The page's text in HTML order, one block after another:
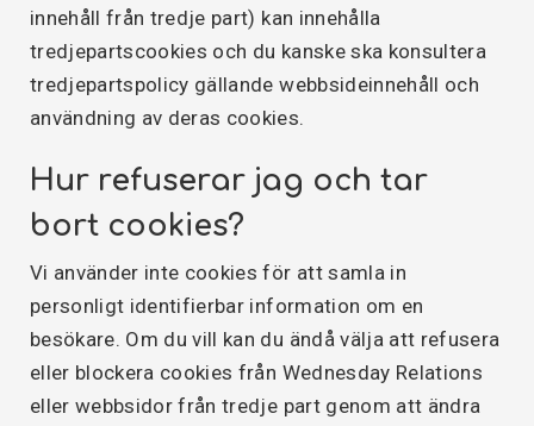
innehåll från tredje part) kan innehålla
tredjepartscookies och du kanske ska konsultera
tredjepartspolicy gällande webbsideinnehåll och
användning av deras cookies.
Hur refuserar jag och tar
bort cookies?
Vi använder inte cookies för att samla in
personligt identifierbar information om en
besökare. Om du vill kan du ändå välja att refusera
eller blockera cookies från Wednesday Relations
eller webbsidor från tredje part genom att ändra